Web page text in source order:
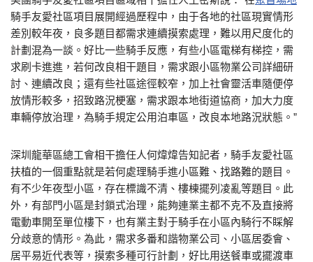
騎手友愛社區項目展開經過歷程中，由于各地的社區現實情形
差別較年夜，良多題目都需求連續摸索處理，難以用尺度化的
計劃混為一談。好比一些騎手反應，有些小區電梯有梯控，需
求刷卡進進，若何改良相干題目，需求跟小區物業公司詳細研
討、連續改良；還有些社區途徑較窄，加上社會靈活車隨便停
放情形較多，招致路況梗塞，需求跟本地街道協商，加大力度
車輛停放治理，為騎手規定公用泊車區，改良本地路況狀態。”
深圳龍華區總工會相干擔任人何煒煒告知記者，騎手友愛社區
扶植的一個重點就是若何處理騎手進小區難、找路難的題目。
有不少年夜型小區，存在標識不清、樓棟擺列凌亂等題目。此
外，有部門小區是封鎖式治理，能夠連業主都不克不及直接將
電動車開至單位樓下，也有業主對于騎手在小區內騎行不睬解
分歧意的情形。為此，需求多番和諧物業公司、小區居委會、
居平易近代表等，摸索多種可行計劃，好比用送餐車或擺渡車